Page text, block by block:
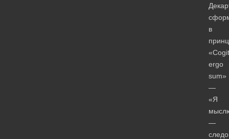
в
ergo
sum»
—
«Я
—